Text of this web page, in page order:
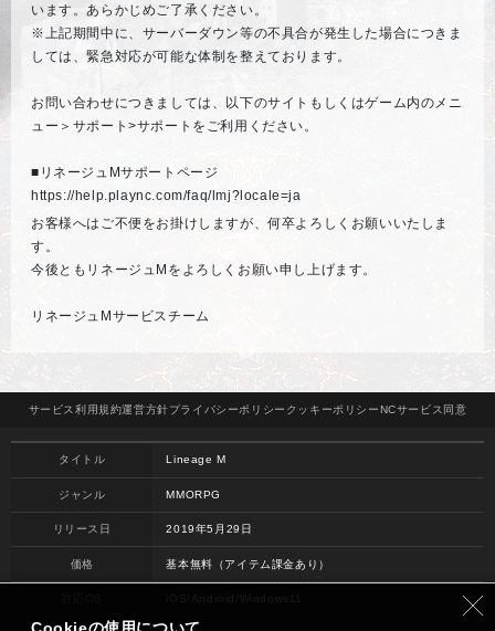
います。あらかじめご了承ください。
※上記期間中に、サーバーダウン等の不具合が発生した場合につきま
しては、緊急対応が可能な体制を整えております。
お問い合わせにつきましては、以下のサイトもしくはゲーム内のメニ
ュー＞サポート>サポートをご利用ください。
■リネージュMサポートページ
https://help.plaync.com/faq/lmj?locale=ja
お客様へはご不便をお掛けしますが、何卒よろしくお願いいたしま
す。
今後ともリネージュMをよろしくお願い申し上げます。
リネージュMサービスチーム
サービス 利用規約運営方針プライバシーポリシー クッキーポリシーNCサービス 同意
タイトル Lineage M
ジャンル MMORPG
リリース日 2019年5月29日
価格 基本無料（アイテム課金あり）